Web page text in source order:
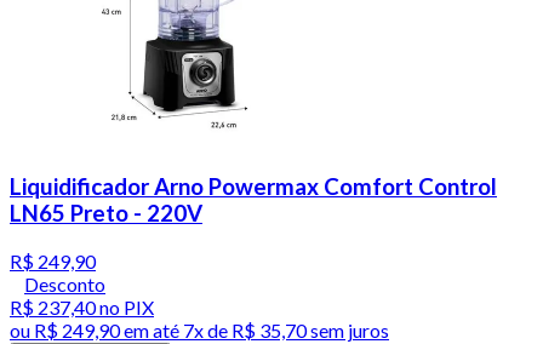
Liquidificador Arno Powermax Comfort Control
LN65 Preto - 220V
R$ 249,90
Desconto
R$ 237,40no PIX
ou R$ 249,90em até 7x de R$ 35,70 sem juros